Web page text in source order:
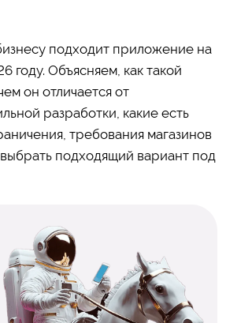
подходит приложение на
году. Объясняем, как такой
он отличается от
разработки, какие есть
требования магазинов
подходящий вариант под